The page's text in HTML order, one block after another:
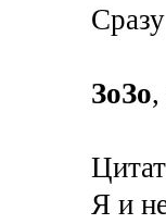
ЗоЗо,
Я и